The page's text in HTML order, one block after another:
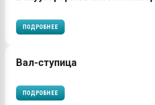
ПОДРОБНЕЕ
Вал-ступица
ПОДРОБНЕЕ